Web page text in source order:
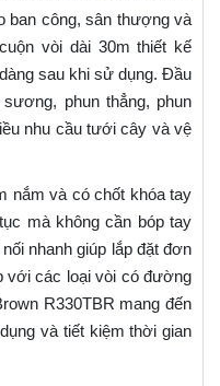
ban công, sân thượng và
vòi dài 30m thiết kế
sau khi sử dụng. Đầu
phun thẳng, phun
nhu cầu tưới cây và vệ
nắm và có chốt khóa tay
mà không cần bóp tay
nhanh giúp lắp đặt đơn
với các loại vòi có đường
R330TBR mang đến
và tiết kiệm thời gian